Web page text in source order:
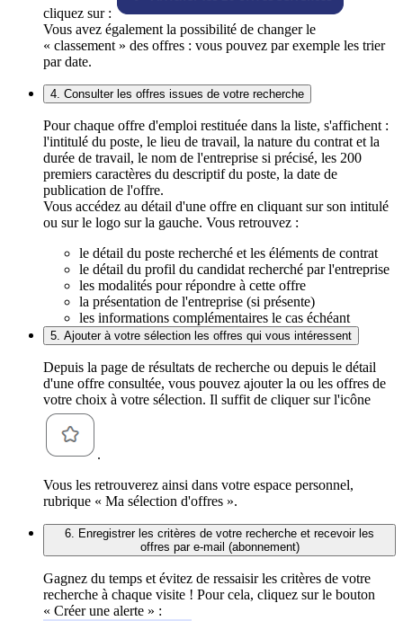
cliquez sur :
Vous avez également la possibilité de changer le
« classement » des offres : vous pouvez par exemple les trier
par date.
4. Consulter les offres issues de votre recherche
Pour chaque offre d'emploi restituée dans la liste, s'affichent :
l'intitulé du poste, le lieu de travail, la nature du contrat et la
durée de travail, le nom de l'entreprise si précisé, les 200
premiers caractères du descriptif du poste, la date de
publication de l'offre.
Vous accédez au détail d'une offre en cliquant sur son intitulé
ou sur le logo sur la gauche. Vous retrouvez :
le détail du poste recherché et les éléments de contrat
le détail du profil du candidat recherché par l'entreprise
les modalités pour répondre à cette offre
la présentation de l'entreprise (si présente)
les informations complémentaires le cas échéant
5. Ajouter à votre sélection les offres qui vous intéressent
Depuis la page de résultats de recherche ou depuis le détail
d'une offre consultée, vous pouvez ajouter la ou les offres de
votre choix à votre sélection. Il suffit de cliquer sur l'icône
.
Vous les retrouverez ainsi dans votre espace personnel,
rubrique « Ma sélection d'offres ».
6. Enregistrer les critères de votre recherche et recevoir les
offres par e-mail (abonnement)
Gagnez du temps et évitez de ressaisir les critères de votre
recherche à chaque visite ! Pour cela, cliquez sur le bouton
« Créer une alerte » :